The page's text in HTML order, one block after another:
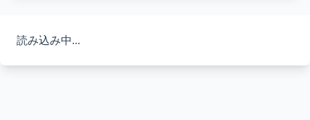
読み込み中...